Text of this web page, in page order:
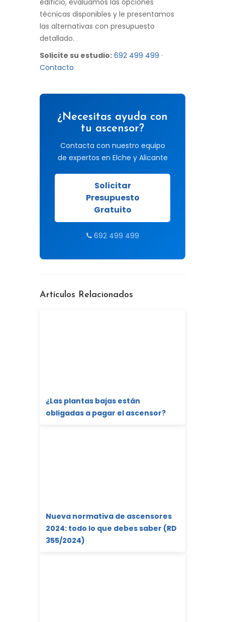
técnicas disponibles y le presentamos
las alternativas con presupuesto
detallado.
Solicite su estudio: 692 499 499 ·
Contacto
¿Necesitas ayuda con
tu ascensor?
Contacta con nuestro equipo
de expertos en Elche y Alicante
Solicitar
Presupuesto
Gratuito
692 499 499
Artículos Relacionados
¿Las plantas bajas están
obligadas a pagar el ascensor?
Nueva normativa de ascensores
2024: todo lo que debes saber (RD
355/2024)